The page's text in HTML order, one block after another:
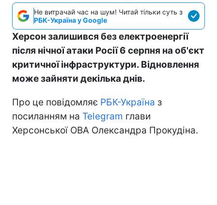
Не витрачай час на шум! Читай тільки суть з
РБК-Україна у Google
Херсон залишився без електроенергії
після нічної атаки Росії 6 серпня на об'єкт
критичної інфраструктури. Відновлення
може зайняти декілька днів.
Про це повідомляє РБК-Україна з
посиланням на Telegram глави
Херсонської ОВА Олександра Прокудіна.